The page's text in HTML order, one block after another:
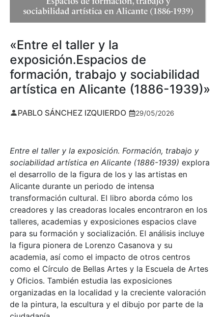
«Entre el taller y la
exposición.Espacios de
formación, trabajo y sociabilidad
artística en Alicante (1886-1939)»
PABLO SÁNCHEZ IZQUIERDO 29/05/2026
Entre el taller y la exposición. Formación, trabajo y
sociabilidad artística en Alicante (1886-1939) explora
el desarrollo de la figura de los y las artistas en
Alicante durante un periodo de intensa
transformación cultural. El libro aborda cómo los
creadores y las creadoras locales encontraron en los
talleres, academias y exposiciones espacios clave
para su formación y socialización. El análisis incluye
la figura pionera de Lorenzo Casanova y su
academia, así como el impacto de otros centros
como el Círculo de Bellas Artes y la Escuela de Artes
y Oficios. También estudia las exposiciones
organizadas en la localidad y la creciente valoración
de la pintura, la escultura y el dibujo por parte de la